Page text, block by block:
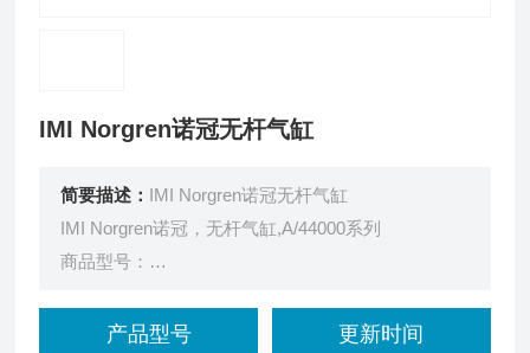
IMI Norgren诺冠无杆气缸
简要描述： IMI Norgren诺冠无杆气缸
IMI Norgren诺冠，无杆气缸,A/44000系列
商品型号：
订货号：产品型号 更新时间